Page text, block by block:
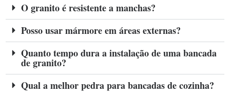
O granito é resistente a manchas?
Posso usar mármore em áreas externas?
Quanto tempo dura a instalação de uma bancada
de granito?
Qual a melhor pedra para bancadas de cozinha?